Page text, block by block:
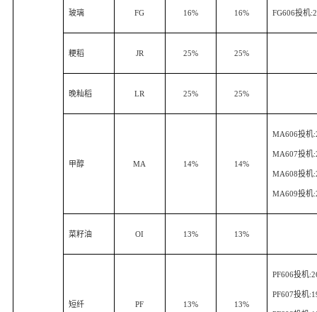
玻璃 FG 16% 16% FG606投机
粳稻 JR 25% 25%
晚籼稻 LR 25% 25%
甲醇 MA 14% 14%
MA606投机
MA607投机
MA608投机
MA609投机
菜籽油 OI 13% 13%
短纤 PF 13% 13%
PF606投机
PF607投机